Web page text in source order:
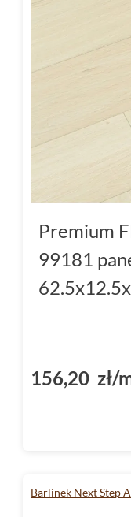
Premium
99181
156,20 zł/
Barlinek Next Step